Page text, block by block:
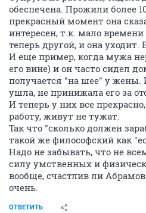
обеспечена. Прожили более
прекрасный момент она
интересен, т.к. мало
теперь другой, и она уходит.
И еще пример, когда мужа
его вине) и он часто сидел
получается "на шее" у жены.
ушла, не принижала его за
И теперь у них все
работу, живут не тужат.
Так что "сколько должен
такой же философский как
Надо не забывать, что не
силу умственных и
вообще, счастлив ли
очень.
ОТВЕТИТЬ